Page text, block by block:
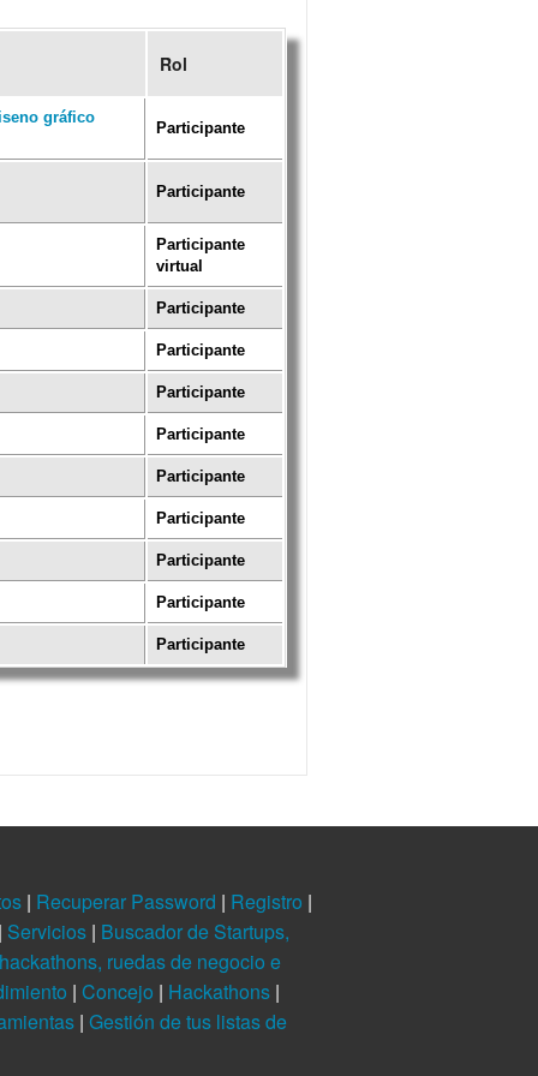
Rol
gráfico
Participante
Participante
Participante
virtual
Participante
Participante
Participante
Participante
Participante
Participante
Participante
Participante
Participante
| Recuperar Password | Registro |
Servicios | Buscador de Startups,
ruedas de negocio e
| Concejo | Hackathons |
| Gestión de tus listas de